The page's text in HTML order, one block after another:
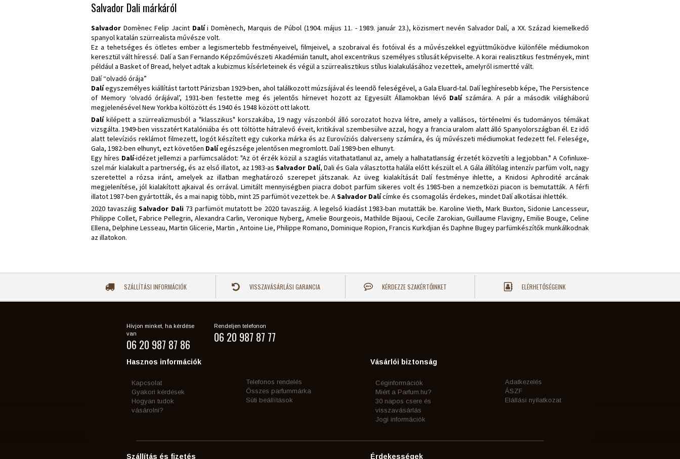
Salvador Dali márkáról
Salvador Domènec Felip Jacint Dalíi Domènech, Marquis de Púbol (1904. május 11. - 1989. január 23.), közismert nevén Salvador Dalí, a XX. Század kiemelkedő
spanyol katalán szürrealista művésze volt.
Ez a tehetséges és ötletes ember a legismertebb festményeivel, filmjeivel, a szobraival és fotóival és a művészekkel együttműködve különféle médiumokon
keresztül vált híressé. Dalí a San Fernando Képzőművészeti Akadémián tanult, ahol excentrikus személyes stílusát képviselte. A korai realisztikus festmények, mint
például a Basket of Bread, helyet adtak a kubizmus kísérleteinek és végül a szürrealisztikus stílus kialakulásához vezettek, amelyről ismertté vált.
Dalí “olvadó órája”
Dalíegyszemélyes kiállítást tartott Párizsban 1929-ben, ahol találkozott múzsájával és leendõ feleségével, a Gala Eluard-tal. Dalí leghíresebb képe, The Persistence
of Memory ‘olvadó órájával’, 1931-ben festette meg és jelentős hírnevet hozott az Egyesült Államokban lévő Dalíszámára. A pár a második világháború
megjelenésével New Yorkba költözött és 1940 és 1948 között ott lakott.
Dalí kilépett a szürrealizmusból a "klasszikus" korszakába, 19 nagy vászonból álló sorozatot hozva létre, amely a vallásos, történelmi és tudományos témákat
vizsgálta. 1949-ben visszatért Katalóniába és ott töltötte hátralevő éveit, kritikával szembesülve azzal, hogy a francia uralom alatt álló Spanyolországban él. Ez idő
alatt televíziós reklámot filmezett, logót készített egy cukorka márka és az Eurovíziós dalverseny számára, és új művészeti médiumokat fedezett fel. Felesége,
Gala, 1982-ben elhunyt, ezt követően Dalíegészsége jelentősen megromlott. Dalí 1989-ben elhunyt.
Egy híres Dalí-idézet jellemzi a parfümcsaládot: "Az öt érzék közül a szaglás vitathatatlanul az, amely a halhatatlanság érzetét közvetíti a legjobban." A Cofinluxe-
szel már kialakult a partnerség, és az első illatot, az 1983-asSalvador Dalí, Dali és Gala választotta halála előtt készült el. A Gála állítólag intenzív parfüm volt, nagy
szeretettel a rózsa iránt, amelyek az illatban meghatározó szerepet játszanak. Az üveg kialakítását Dalí festménye ihlette, a Knidosi Aphrodité arcának
megjelenítése, jól kialakított ajkaival és orrával. Limitált mennyiségben piacra dobot parfüm sikeres volt és 1985-ben a nemzetközi piacon is bemutatták. A férfi
illatot 1987-ben gyártották, és a mai napig több, mint 25 parfümöt vezettek be. ASalvador Dalícímke és csomagolás érdekes, mindet Dalí alkotásai ihlették.
2020 tavaszáigSalvador Dali73 parfümöt mutatott be 2020 tavaszáig. A legelső kiadást 1983-ban mutatták be. Karoline Vieth, Mark Buxton, Sidonie Lancesseur,
Philippe Collet, Fabrice Pellegrin, Alexandra Carlin, Veronique Nyberg, Amelie Bourgeois, Mathilde Bijaoui, Cecile Zarokian, Guillaume Flavigny, Emilie Bouge, Celine
Ellena, Delphine Lesseau, Martin Glicerie, Martin , Antoine Lie, Philippe Romano, Dominique Ropion, Francis Kurkdjian és Daphne Bugey parfümkészítők munkálkodnak
az illatokon.
SZÁLLÍTÁSI INFORMÁCIÓK VISSZAVÁSÁRLÁSI GARANCIA KÉRDEZZE SZAKÉRTŐINKET ELÉRHETŐSÉGEINK
Hívjon minket, ha kérdése
van
06 20 987 87 86
Rendeljen telefonon
06 20 987 87 77
Hasznos információk
Kapcsolat
Gyakori kérdések
Hogyan tudok
vásárolni?
Telefonos rendelés
Összes parfummárka
Süti beállítások
Vásárlói biztonság
Céginformációk
Miért a Parfum.hu?
30 napos csere és
visszavásárlás
Jogi információk
Adatkezelés
ÁSZF
Elállási nyilatkozat
Szállítás és fizetés Érdekességek